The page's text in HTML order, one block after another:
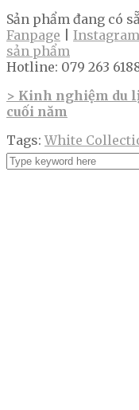
Sản phẩm đang có
Fanpage
Instagram
sản phẩm
Hotline: 079 263
> Kinh nghiệm du
cuối năm
Tags:White